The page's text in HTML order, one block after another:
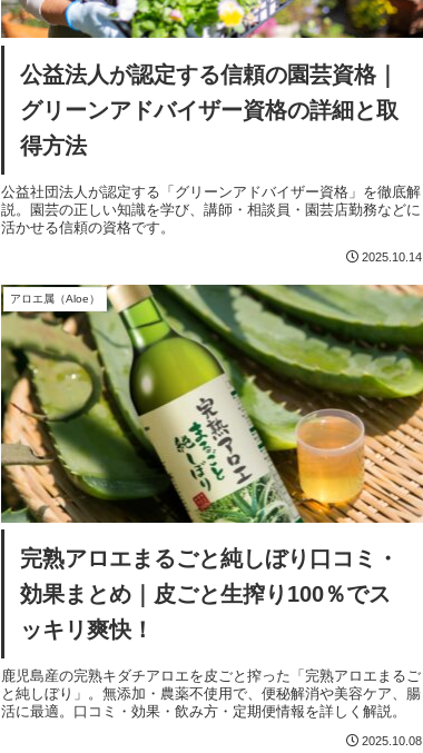
公益法人が認定する信頼の園芸資格｜
グリーンアドバイザー資格の詳細と取
得方法
公益社団法人が認定する「グリーンアドバイザー資格」を徹底解
説。園芸の正しい知識を学び、講師・相談員・園芸店勤務などに
活かせる信頼の資格です。
2025.10.14
アロエ属（Aloe）
完熟アロエまるごと純しぼり口コミ・
効果まとめ｜皮ごと生搾り100％でス
ッキリ爽快！
鹿児島産の完熟キダチアロエを皮ごと搾った「完熟アロエまるご
と純しぼり」。無添加・農薬不使用で、便秘解消や美容ケア、腸
活に最適。口コミ・効果・飲み方・定期便情報を詳しく解説。
2025.10.08